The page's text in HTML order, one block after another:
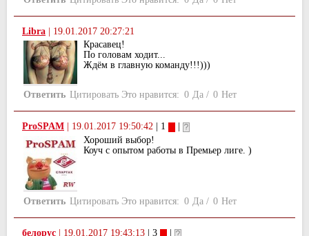
Libra
19.01.2017 20:27:21
Красавец!
По головам ходит...
Ждём в главную команду!!!)))
Ответить Цитировать Это нравится: 0 Да / 0 Нет
ProSPAM 19.01.2017 19:50:42 | 1
Хороший выбор!
Коуч с опытом работы в Премьер лиге. )
Ответить Цитировать Это нравится: 0 Да / 0 Нет
белорус 19.01.2017 19:43:13 | 3